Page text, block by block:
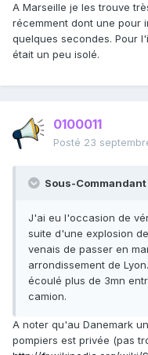
A Marseille je les trouve
récemment dont une pour
quelques secondes. Pour
était un peu isolé.
0100011
Posté 23
Sous-
J'ai eu l'occasion de
suite d'une explosion
venais de passer en
arrondissement de
écoulé plus de 3mn
camion.
A noter qu'au Danemark
pompiers est privée (pas